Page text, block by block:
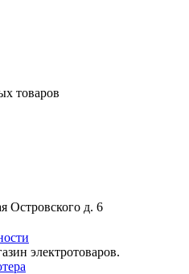
товаров
Островского д. 6
электротоваров.